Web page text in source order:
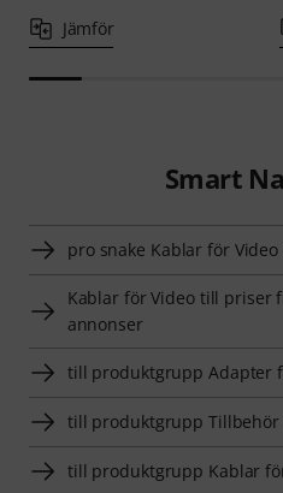
Jämför
Smart
pro snake Kablar för
Kablar för Video till priser
annonser
till produktgrupp Adapter
till produktgrupp Tillbehör
till produktgrupp Kablar